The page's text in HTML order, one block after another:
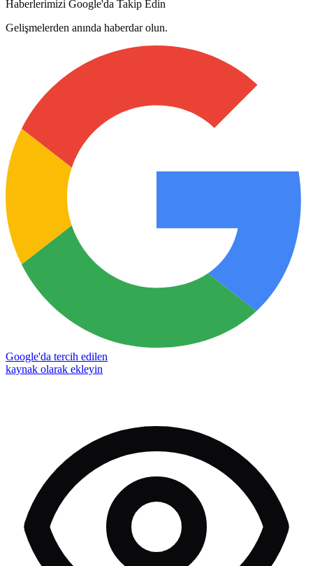
Haberlerimizi Google'da Takip Edin
Gelişmelerden anında haberdar olun.
Google'da tercih edilen
kaynak olarak ekleyin